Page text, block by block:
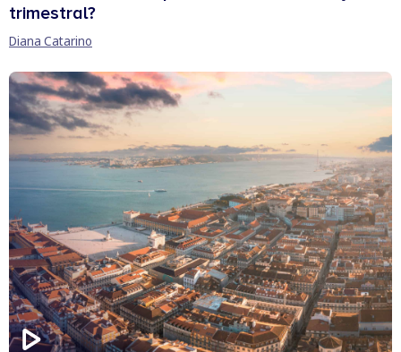
trimestral?
Diana Catarino